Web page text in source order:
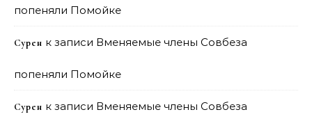
попеняли Помойке
Сурен к записи Вменяемые члены Совбеза
попеняли Помойке
Сурен к записи Вменяемые члены Совбеза